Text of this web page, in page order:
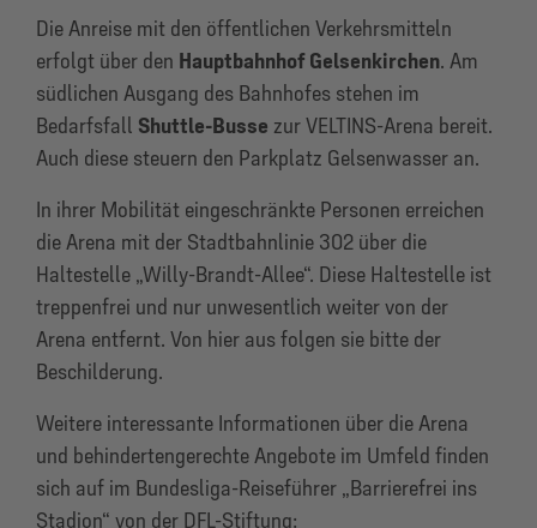
Die Anreise mit den öffentlichen Verkehrsmitteln
erfolgt über den Hauptbahnhof Gelsenkirchen. Am
südlichen Ausgang des Bahnhofes stehen im
Bedarfsfall Shuttle-Busse zur VELTINS-Arena bereit.
Auch diese steuern den Parkplatz Gelsenwasser an.
In ihrer Mobilität eingeschränkte Personen erreichen
die Arena mit der Stadtbahnlinie 302 über die
Haltestelle „Willy-Brandt-Allee“. Diese Haltestelle ist
treppenfrei und nur unwesentlich weiter von der
Arena entfernt. Von hier aus folgen sie bitte der
Beschilderung.
Weitere interessante Informationen über die Arena
und behindertengerechte Angebote im Umfeld finden
sich auf im Bundesliga-Reiseführer „Barrierefrei ins
Stadion“ von der DFL-Stiftung: